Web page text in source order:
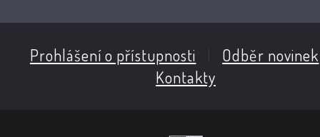
Prohlášení o přístupnosti Odběr novinek
Kontakty